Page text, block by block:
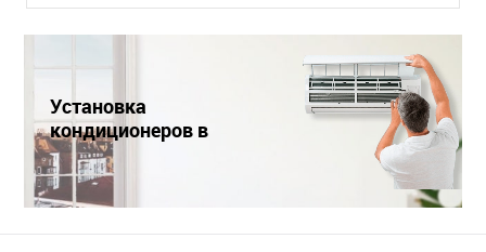
Установка
кондиционеров в
Краснодаре